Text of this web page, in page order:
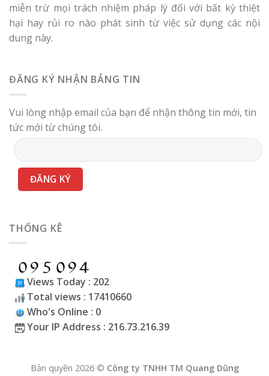
miễn trừ mọi trách nhiệm pháp lý đối với bất kỳ thiệt
hại hay rủi ro nào phát sinh từ việc sử dụng các nội
dung này.
ĐĂNG KÝ NHẬN BẢNG TIN
Vui lòng nhập email của bạn để nhận thông tin mới, tin
tức mới từ chúng tôi.
THỐNG KÊ
Views Today : 202
Total views : 17410660
Who's Online : 0
Your IP Address : 216.73.216.39
Bản quyền 2026 © Công ty TNHH TM Quang Dũng